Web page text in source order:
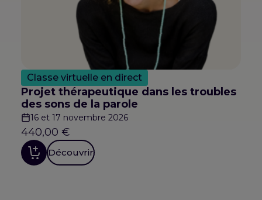
Classe virtuelle en direct
Projet thérapeutique dans les troubles
des sons de la parole
16 et 17 novembre 2026
440,00 €
Découvrir